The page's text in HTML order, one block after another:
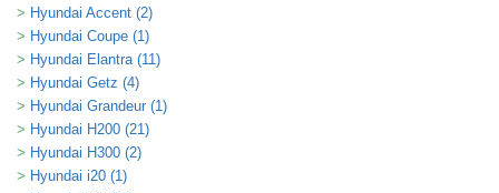
Hyundai Accent (2)
Hyundai Coupe (1)
Hyundai Elantra (11)
Hyundai Getz (4)
Hyundai Grandeur (1)
Hyundai H200 (21)
Hyundai H300 (2)
Hyundai i20 (1)